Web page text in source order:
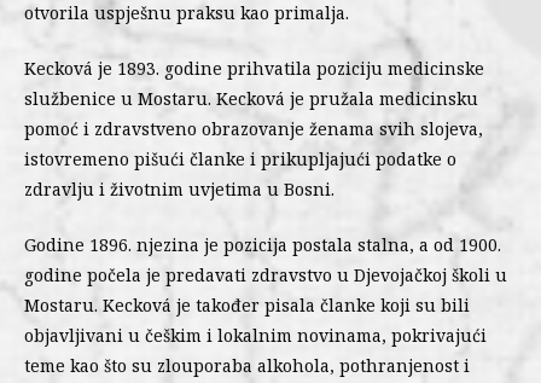
otvorila uspješnu praksu kao primalja.
Kecková je 1893. godine prihvatila poziciju medicinske
službenice u Mostaru. Kecková je pružala medicinsku
pomoć i zdravstveno obrazovanje ženama svih slojeva,
istovremeno pišući članke i prikupljajući podatke o
zdravlju i životnim uvjetima u Bosni.
Godine 1896. njezina je pozicija postala stalna, a od 1900.
godine počela je predavati zdravstvo u Djevojačkoj školi u
Mostaru. Kecková je također pisala članke koji su bili
objavljivani u češkim i lokalnim novinama, pokrivajući
teme kao što su zlouporaba alkohola, pothranjenost i